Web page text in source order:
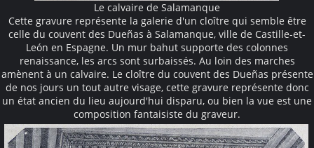
Le calvaire de Salamanque
Cette gravure représente la galerie d'un cloître qui semble être
celle du couvent des Dueñas à Salamanque, ville de Castille-et-
León en Espagne. Un mur bahut supporte des colonnes
renaissance, les arcs sont surbaissés. Au loin des marches
amènent à un calvaire. Le cloître du couvent des Dueñas présente
de nos jours un tout autre visage, cette gravure représente donc
un état ancien du lieu aujourd'hui disparu, ou bien la vue est une
composition fantaisiste du graveur.